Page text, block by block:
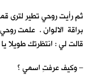
ثم رأيت روحي تطير لترى
براقة الالوان . علمت
قالت لي : انتظرتك طويلا
– وكيف عرفتِ اسمي ؟